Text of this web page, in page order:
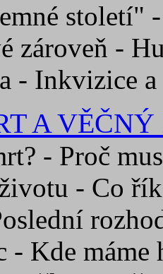
století"
zároveň -
- Inkvizice
A
- Proč
- Co
- Kde máme